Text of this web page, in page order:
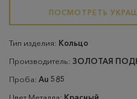
ПОСМОТРЕТЬ
Тип изделия: Кольцо
Производитель: ЗОЛОТАЯ
Проба: Au 585